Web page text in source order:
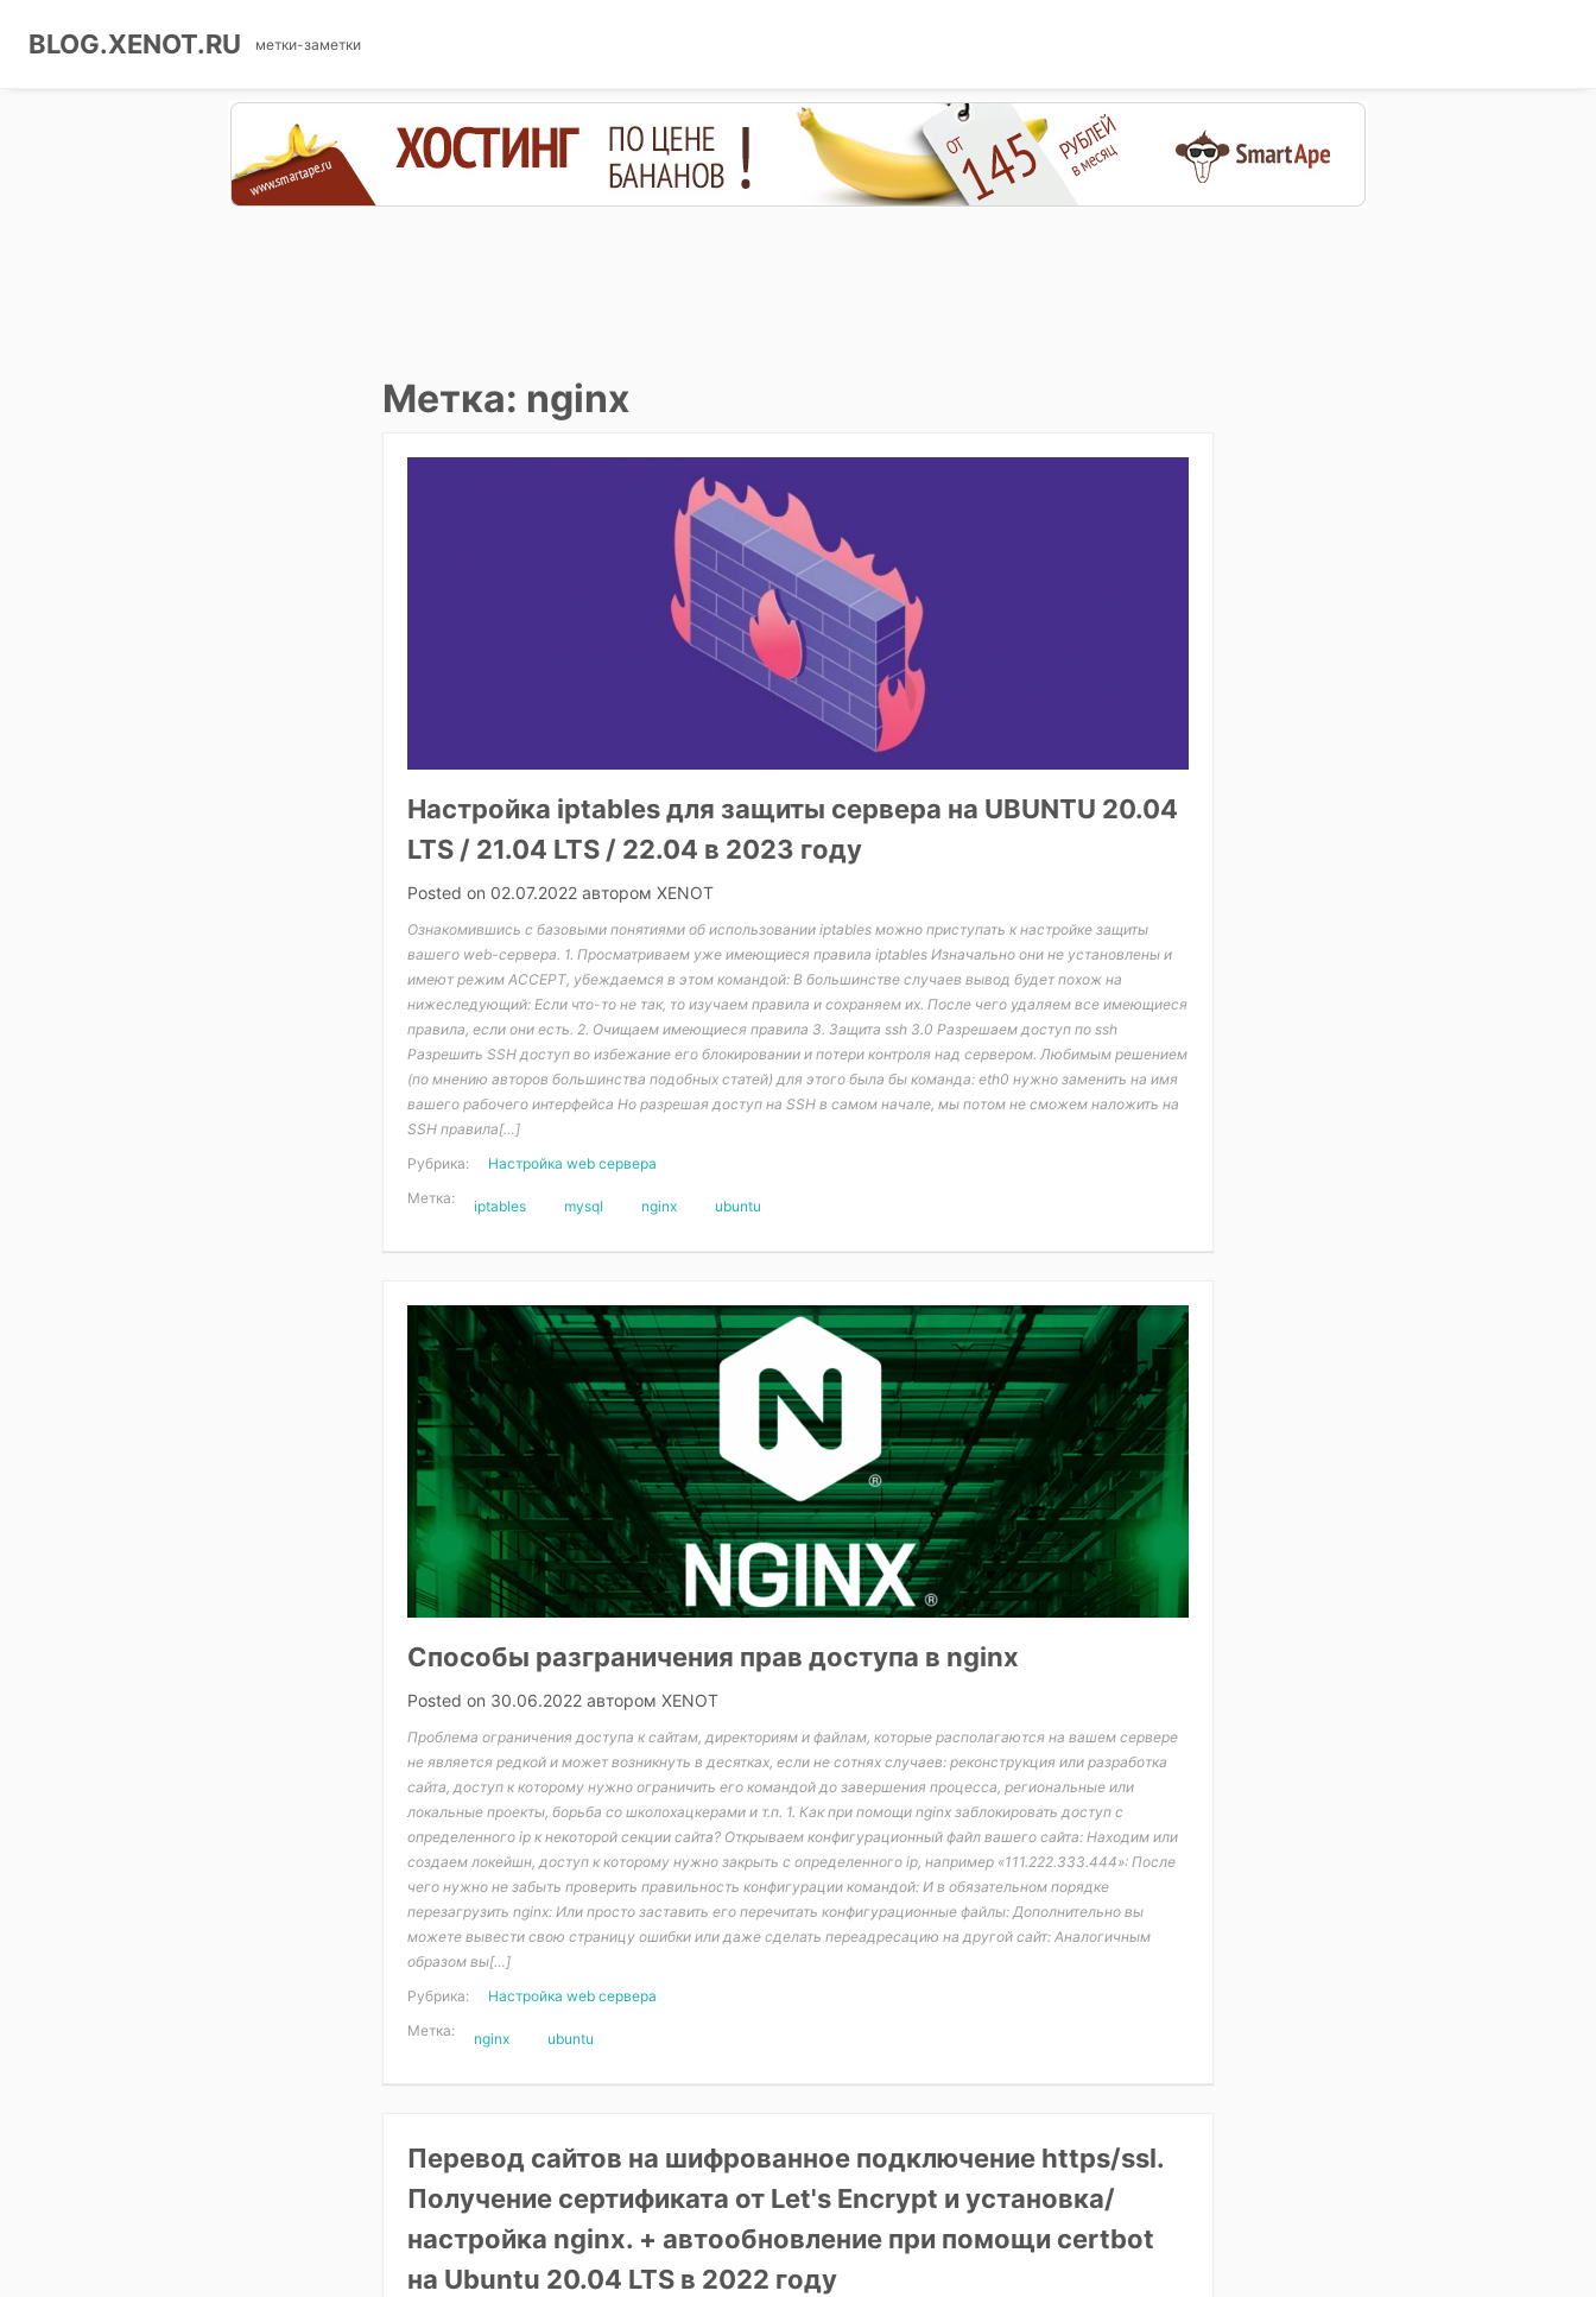
BLOG.XENOT.RU метки-заметки
Метка: nginx
Настройка iptables для защиты сервера на UBUNTU 20.04
LTS / 21.04 LTS / 22.04 в 2023 году
Posted on 02.07.2022 автором XENOT
Ознакомившись с базовыми понятиями об использовании iptables можно приступать к настройке защиты
вашего web-сервера. 1. Просматриваем уже имеющиеся правила iptables Изначально они не установлены и
имеют режим ACCEPT, убеждаемся в этом командой: В большинстве случаев вывод будет похож на
нижеследующий: Если что-то не так, то изучаем правила и сохраняем их. После чего удаляем все имеющиеся
правила, если они есть. 2. Очищаем имеющиеся правила 3. Защита ssh 3.0 Разрешаем доступ по ssh
Разрешить SSH доступ во избежание его блокировании и потери контроля над сервером. Любимым решением
(по мнению авторов большинства подобных статей) для этого была бы команда: eth0 нужно заменить на имя
вашего рабочего интерфейса Но разрешая доступ на SSH в самом начале, мы потом не сможем наложить на
SSH правила[…]
Рубрика:
Настройка web сервера
Метка:
iptables mysql nginx ubuntu
Способы разграничения прав доступа в nginx
Posted on 30.06.2022 автором XENOT
Проблема ограничения доступа к сайтам, директориям и файлам, которые располагаются на вашем сервере
не является редкой и может возникнуть в десятках, если не сотнях случаев: реконструкция или разработка
сайта, доступ к которому нужно ограничить его командой до завершения процесса, региональные или
локальные проекты, борьба со школохацкерами и т.п. 1. Как при помощи nginx заблокировать доступ с
определенного ip к некоторой секции сайта? Открываем конфигурационный файл вашего сайта: Находим или
создаем локейшн, доступ к которому нужно закрыть с определенного ip, например «111.222.333.444»: После
чего нужно не забыть проверить правильность конфигурации командой: И в обязательном порядке
перезагрузить nginx: Или просто заставить его перечитать конфигурационные файлы: Дополнительно вы
можете вывести свою страницу ошибки или даже сделать переадресацию на другой сайт: Аналогичным
образом вы[…]
Рубрика:
Настройка web сервера
Метка:
nginx ubuntu
Перевод сайтов на шифрованное подключение https/ssl.
Получение сертификата от Let's Encrypt и установка/
настройка nginx. + автообновление при помощи certbot
на Ubuntu 20.04 LTS в 2022 году